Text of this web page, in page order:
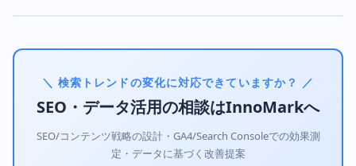
＼ 検索トレンドの変化に対応できていますか？ ／
SEO・データ活用の相談はInnoMarkへ
SEO/コンテンツ戦略の設計・GA4/Search Consoleでの効果測
定・データに基づく改善提案